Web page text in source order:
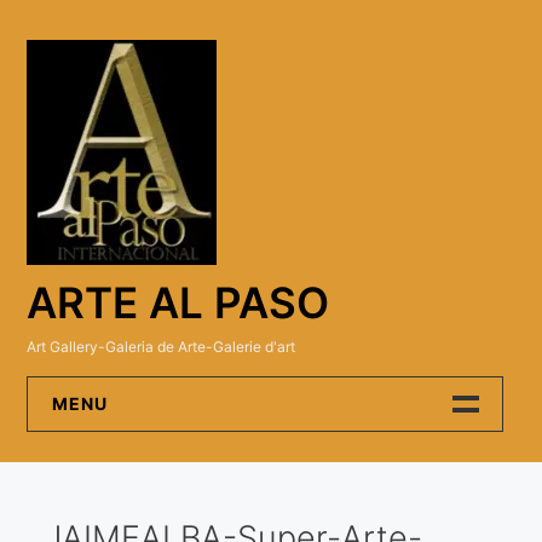
ARTE AL PASO
Art Gallery-Galeria de Arte-Galerie d'art
MENU
Artistas